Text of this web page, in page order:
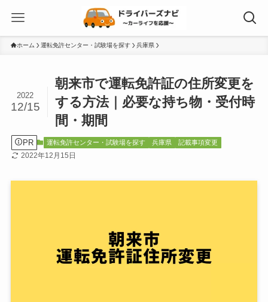
ホーム 運転免許センター・試験場を探す 兵庫県
朝来市で運転免許証の住所変更を
する方法｜必要な持ち物・受付時
間・期間
2022
12/15
PR 運転免許センター・試験場を探す 兵庫県 記載事項変更
2022年12月15日